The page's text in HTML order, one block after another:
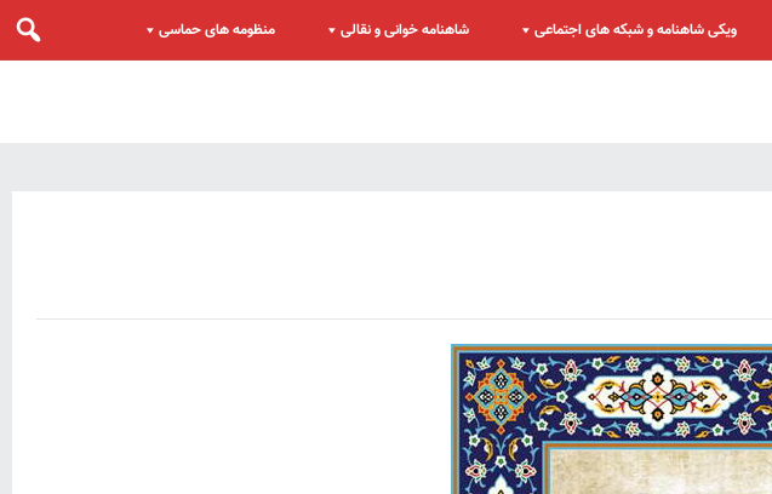
ویکی شاهنامه و شبکه های اجتماعی شاهنامه خوانی و نقالی منظومه های حماسی